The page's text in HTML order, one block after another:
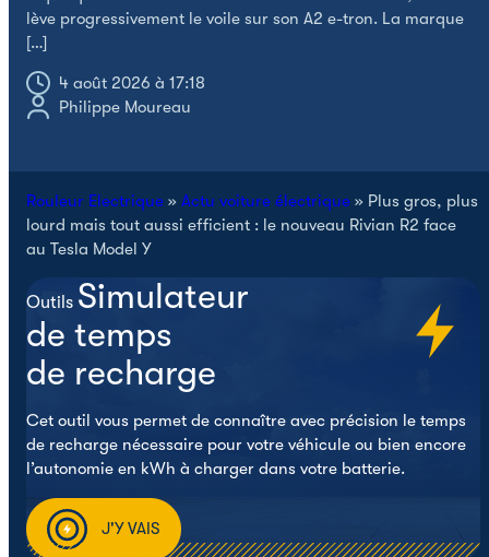
Rouleur Electrique » Actu voiture électrique » Plus gros, plus
lourd mais tout aussi efficient : le nouveau Rivian R2 face
au Tesla Model Y
lève progressivement le voile sur son A2 e-tron. La marque
[…]
4 août 2026 à 17:18
Philippe Moureau
Outils Simulateur
de temps
de recharge
Cet outil vous permet de connaître avec précision le temps
de recharge nécessaire pour votre véhicule ou bien encore
l’autonomie en kWh à charger dans votre batterie.
J'Y VAIS